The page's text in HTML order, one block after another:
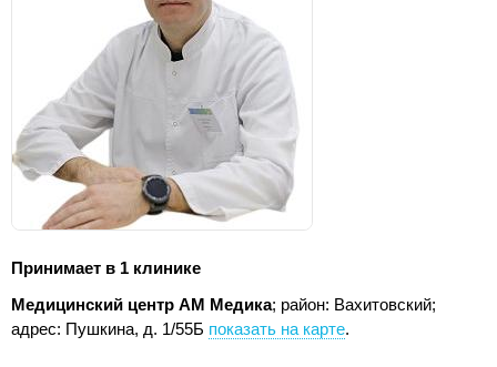
Принимает в 1 клинике
Медицинский центр АМ Медика; район: Вахитовский;
адрес: Пушкина, д. 1/55Б показать на карте.